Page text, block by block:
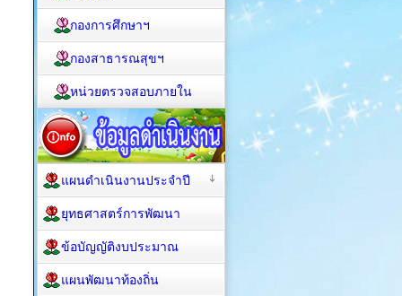
กองการศึกษาฯ
กองสาธารณสุขฯ
หน่วยตรวจสอบภายใน
แผนดำเนินงานประจำปี
ยุทธศาสตร์การพัฒนา
ข้อบัญญัติงบประมาณ
แผนพัฒนาท้องถิ่น